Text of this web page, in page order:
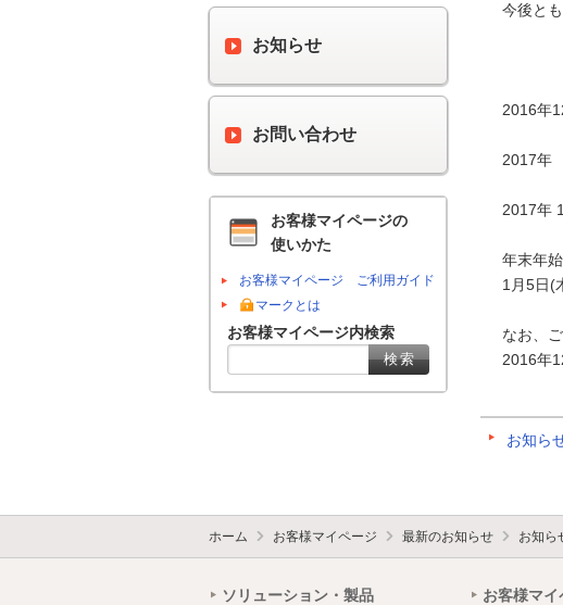
今後と
2016年
2017年
2017
年末年
1月5日(
なお、
2016年
お知ら
お知らせ
お問い合わせ
お客様マイページの
使いかた
お客様マイページ ご利用ガイド
マークとは
お客様マイページ内検索
ホーム お客様マイページ 最新のお知らせ お知ら
ソリューション・製品 お客様マイ